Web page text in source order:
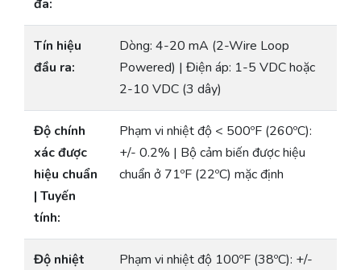
đa:
Tín hiệu
đầu ra:
Dòng: 4-20 mA (2-Wire Loop
Powered) | Điện áp: 1-5 VDC hoặc
2-10 VDC (3 dây)
Độ chính
xác được
hiệu chuẩn
| Tuyến
tính:
Phạm vi nhiệt độ < 500ºF (260ºC):
+/- 0.2% | Bộ cảm biến được hiệu
chuẩn ở 71ºF (22ºC) mặc định
Độ nhiệt
Phạm vi nhiệt độ 100ºF (38ºC): +/-